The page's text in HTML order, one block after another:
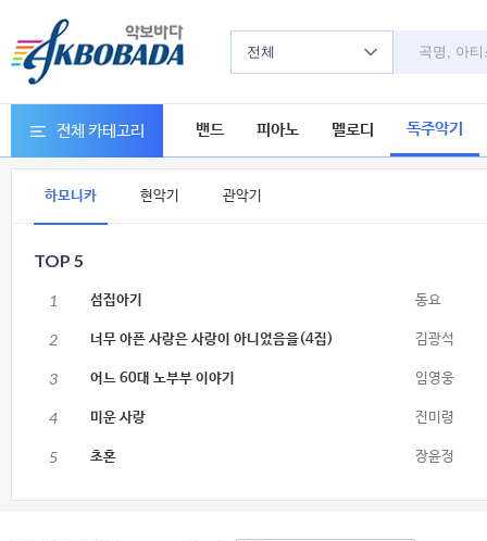
전체
전체 카테고리 밴드 피아노 멜로디 독주악기
하모니카 현악기 관악기
TOP 5
1 섬집아기 동요
2 너무 아픈 사랑은 사랑이 아니었음을(4집) 김광석
3 어느 60대 노부부 이야기 임영웅
4 미운 사랑 진미령
5 초혼 장윤정